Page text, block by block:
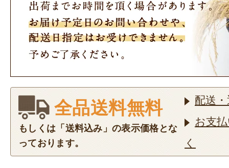
全品送料無料
もしくは「送料込み」の表示価格とな
っております。
配送
お支
く